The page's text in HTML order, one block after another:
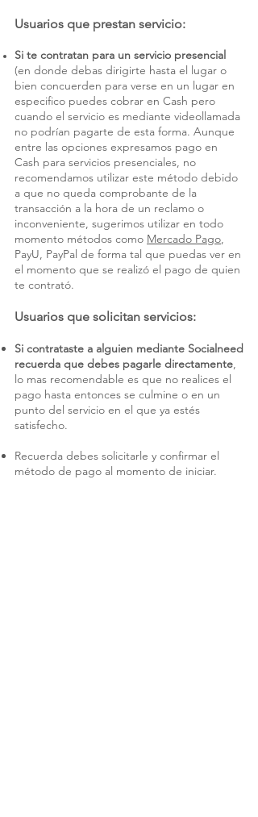
Usuarios que prestan servicio:
Si te contratan para un servicio presencial
(en donde debas dirigirte hasta el lugar o
bien concuerden para verse en un lugar en
especifico puedes cobrar en Cash pero
cuando el servicio es mediante videollamada
no podrían pagarte de esta forma. Aunque
entre las opciones expresamos pago en
Cash para servicios presenciales, no
recomendamos utilizar este método debido
a que no queda comprobante de la
transacción a la hora de un reclamo o
inconveniente, sugerimos utilizar en todo
momento métodos como Mercado Pago,
PayU, PayPal de forma tal que puedas ver en
el momento que se realizó el pago de quien
te contrató.
Usuarios que solicitan servicios:
Si contrataste a alguien mediante Socialneed
recuerda que debes pagarle directamente,
lo mas recomendable es que no realices el
pago hasta entonces se culmine o en un
punto del servicio en el que ya estés
satisfecho.
Recuerda debes solicitarle y confirmar el
método de pago al momento de iniciar.